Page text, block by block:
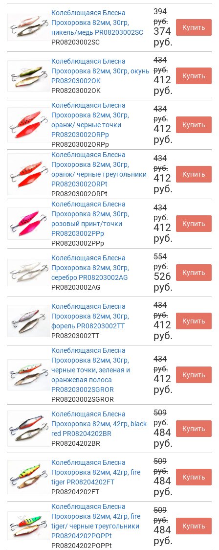
Колеблющаяся Блесна
Прохоровка 82мм, 30гр,
никель/медь PR08203002SC
PR08203002SC
394
руб.
374
руб.
Купить
Колеблющаяся Блесна
Прохоровка 82мм, 30гр, окунь
PR08203002OK
PR08203002OK
434
руб.
412
руб.
Купить
Колеблющаяся Блесна
Прохоровка 82мм, 30гр,
оранж/ черные точки
PR08203002ORPp
PR08203002ORPp
434
руб.
412
руб.
Купить
Колеблющаяся Блесна
Прохоровка 82мм, 30гр,
оранж/ черные треугольники
PR08203002ORPt
PR08203002ORPt
434
руб.
412
руб.
Купить
Колеблющаяся Блесна
Прохоровка 82мм, 30гр,
розовый принт/точки
PR08203002PPp
PR08203002PPp
434
руб.
412
руб.
Купить
Колеблющаяся Блесна
Прохоровка 82мм, 30гр,
серебро PR08203002AG
PR08203002AG
554
руб.
526
руб.
Купить
Колеблющаяся Блесна
Прохоровка 82мм, 30гр,
форель PR08203002TT
PR08203002TT
434
руб.
412
руб.
Купить
Колеблющаяся Блесна
Прохоровка 82мм, 30гр,
черные точки, зеленая и
оранжевая полоса
PR08203002SGROR
PR08203002SGROR
434
руб.
412
руб.
Купить
Колеблющаяся Блесна
Прохоровка 82мм, 42гр, black-
red PR08204202BR
PR08204202BR
509
руб.
484
руб.
Купить
Колеблющаяся Блесна
Прохоровка 82мм, 42гр, fire
tiger PR08204202FT
PR08204202FT
509
руб.
484
руб.
Купить
Колеблющаяся Блесна
Прохоровка 82мм, 42гр, fire
tiger/ черные треугольники
PR08204202POPPt
PR08204202POPPt
509
руб.
484
руб.
Купить